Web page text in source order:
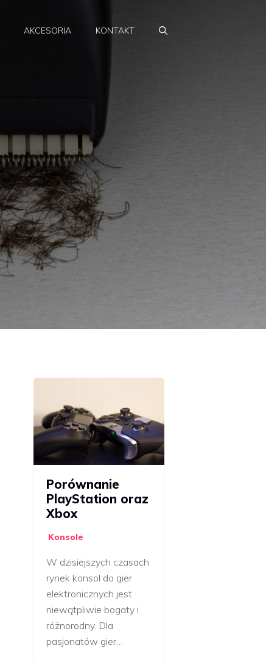
AKCESORIA KONTAKT
Porównanie
PlayStation oraz
Xbox
Konsole
W dzisiejszych czasach
rynek konsol do gier
elektronicznych jest
niewątpliwie bogaty i
różnorodny. Dla
pasjonatów gier…